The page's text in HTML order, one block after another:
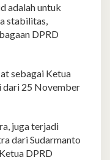
adalah untuk
stabilitas,
DPRD
sebagai Ketua
dari 25 November
juga terjadi
dari Sudarmanto
DPRD